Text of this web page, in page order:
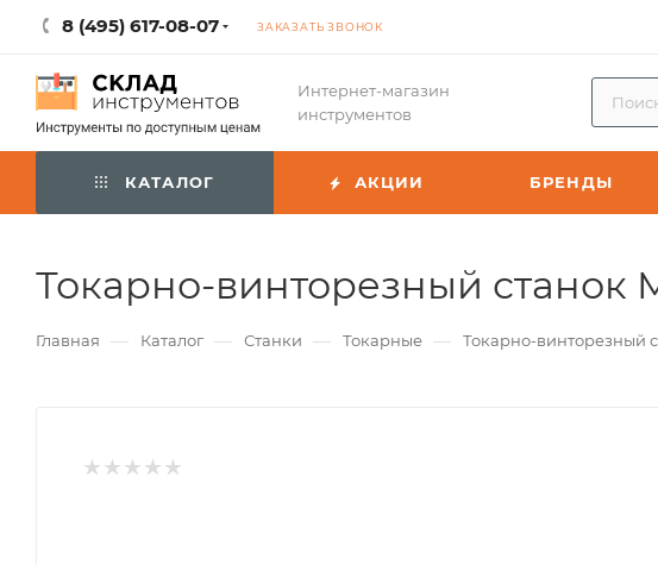
8 (495) 617-08-07 ЗАКАЗАТЬ ЗВОНОК
Интернет-магазин
инструментов
КАТАЛОГ АКЦИИ БРЕНДЫ
Токарно-винторезный станок
Главная — Каталог — Станки — Токарные — Токарно-винторезный